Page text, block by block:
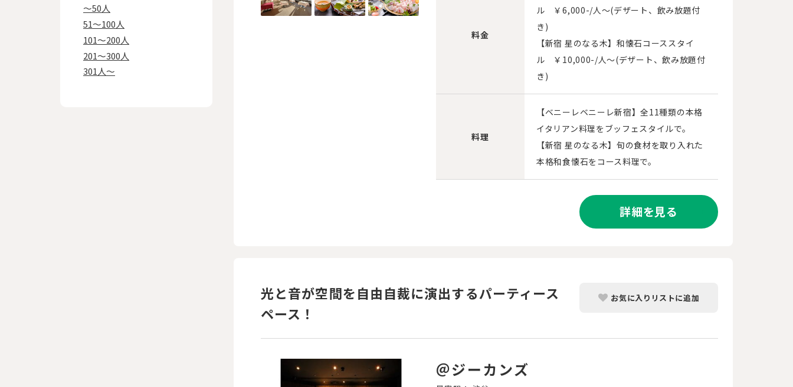
料金
ル ￥6,000-/人～(デザート、飲み放題付
き)
【新宿 星のなる木】和懐石コーススタイ
ル ￥10,000-/人～(デザート、飲み放題付
き)
料理
【ベニーレベニーレ新宿】全11種類の本格
イタリアン料理をブッフェスタイルで。
【新宿 星のなる木】旬の食材を取り入れた
本格和食懐石をコース料理で。
詳細を見る
光と音が空間を自由自裁に演出するパーティース
ペース！
お気に入りリストに追加
＠ジーカンズ
〜50人
51〜100人
101〜200人
201〜300人
301人〜